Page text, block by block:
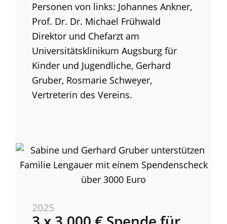
Personen von links: Johannes Ankner,
Prof. Dr. Dr. Michael Frühwald
Direktor und Chefarzt am
Universitätsklinikum Augsburg für
Kinder und Jugendliche, Gerhard
Gruber, Rosmarie Schweyer,
Vertreterin des Vereins.
2025